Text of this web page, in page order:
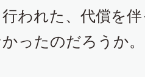
われた、代償を
ったのだろうか。